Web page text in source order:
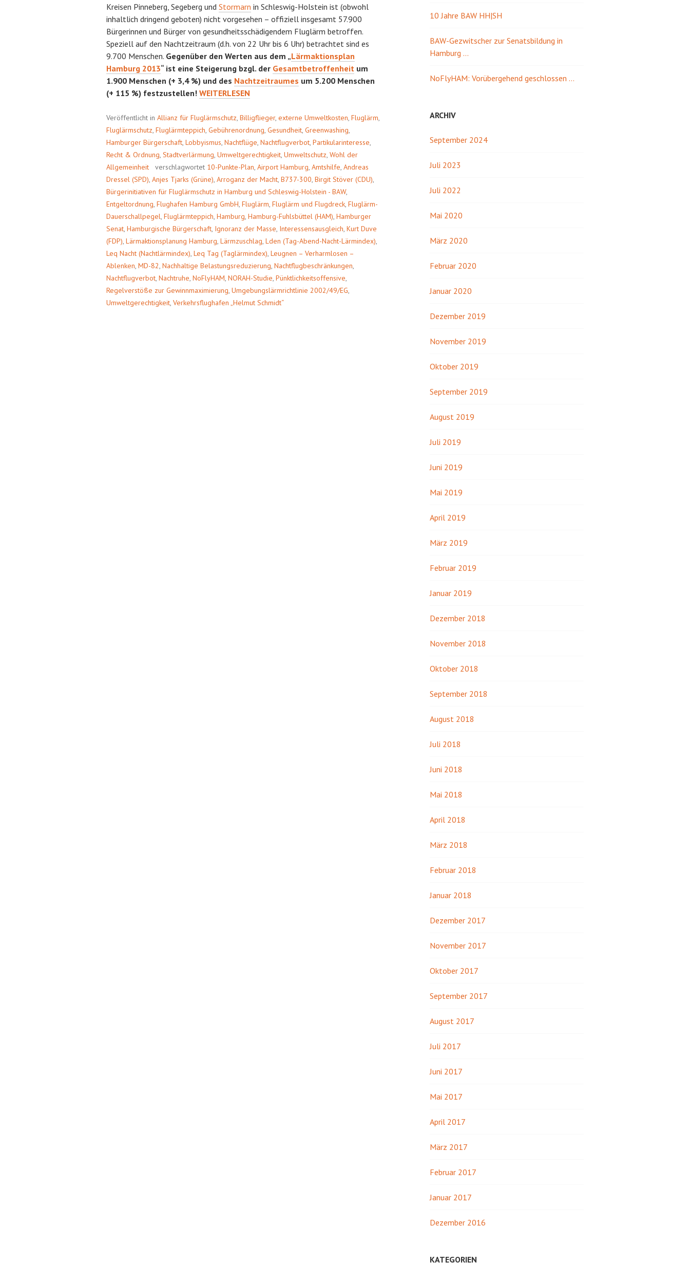
Kreisen Pinneberg, Segeberg und Stormarn in Schleswig-Holstein ist (obwohl
inhaltlich dringend geboten) nicht vorgesehen – offiziell insgesamt 57.900
Bürgerinnen und Bürger von gesundheitsschädigendem Fluglärm betroffen.
Speziell auf den Nachtzeitraum (d.h. von 22 Uhr bis 6 Uhr) betrachtet sind es
9.700 Menschen. Gegenüber den Werten aus dem „Lärmaktionsplan
Hamburg 2013“ ist eine Steigerung bzgl. der Gesamtbetroffenheit um
1.900 Menschen (+ 3,4 %) und des Nachtzeitraumes um 5.200 Menschen
(+ 115 %) festzustellen! ALARM
WEITERLESEN
Veröffentlicht in Allianz für Fluglärmschutz Billigflieger, externe Umweltkosten Fluglärm
Fluglärmschutz Fluglärmteppich Gebührenordnung Gesundheit Greenwashing
Hamburger Bürgerschaft Lobbyismus Nachtflüge Nachtflugverbot Partikularinteresse
Recht & Ordnung Stadtverlärmung Umweltgerechtigkeit Umweltschutz Wohl der
Allgemeinheit
verschlagwortet 10-Punkte-Plan Airport Hamburg Amtshilfe Andreas
Dressel (SPD) Anjes Tjarks (Grüne) Arroganz der Macht B737-300 Birgit Stöver (CDU)
Bürgerinitiativen für Fluglärmschutz in Hamburg und Schleswig-Holstein - BAW,
Entgeltordnung Flughafen Hamburg GmbH Fluglärm Fluglärm und Flugdreck Fluglärm-
Dauerschallpegel Fluglärmteppich Hamburg Hamburg-Fuhlsbüttel (HAM) Hamburger
Senat Hamburgische Bürgerschaft Ignoranz der Masse Interessensausgleich Kurt Duve
(FDP) Lärmaktionsplanung Hamburg Lärmzuschlag Lden (Tag-Abend-Nacht-Lärmindex)
Leq Nacht (Nachtlärmindex) Leq Tag (Taglärmindex) Leugnen – Verharmlosen –
Ablenken MD-82 Nachhaltige Belastungsreduzierung Nachtflugbeschränkungen
Nachtflugverbot Nachtruhe NoFlyHAM NORAH-Studie Pünktlichkeitsoffensive
Regelverstöße zur Gewinnmaximierung Umgebungslärmrichtlinie 2002/49/EG
Umweltgerechtigkeit Verkehrsflughafen „Helmut Schmidt“
10 Jahre BAW HH|SH
BAW-Gezwitscher zur Senatsbildung in
Hamburg …
NoFlyHAM: Vorübergehend geschlossen …
ARCHIV
September 2024
Juli 2023
Juli 2022
Mai 2020
März 2020
Februar 2020
Januar 2020
Dezember 2019
November 2019
Oktober 2019
September 2019
August 2019
Juli 2019
Juni 2019
Mai 2019
April 2019
März 2019
Februar 2019
Januar 2019
Dezember 2018
November 2018
Oktober 2018
September 2018
August 2018
Juli 2018
Juni 2018
Mai 2018
April 2018
März 2018
Februar 2018
Januar 2018
Dezember 2017
November 2017
Oktober 2017
September 2017
August 2017
Juli 2017
Juni 2017
Mai 2017
April 2017
März 2017
Februar 2017
Januar 2017
Dezember 2016
KATEGORIEN